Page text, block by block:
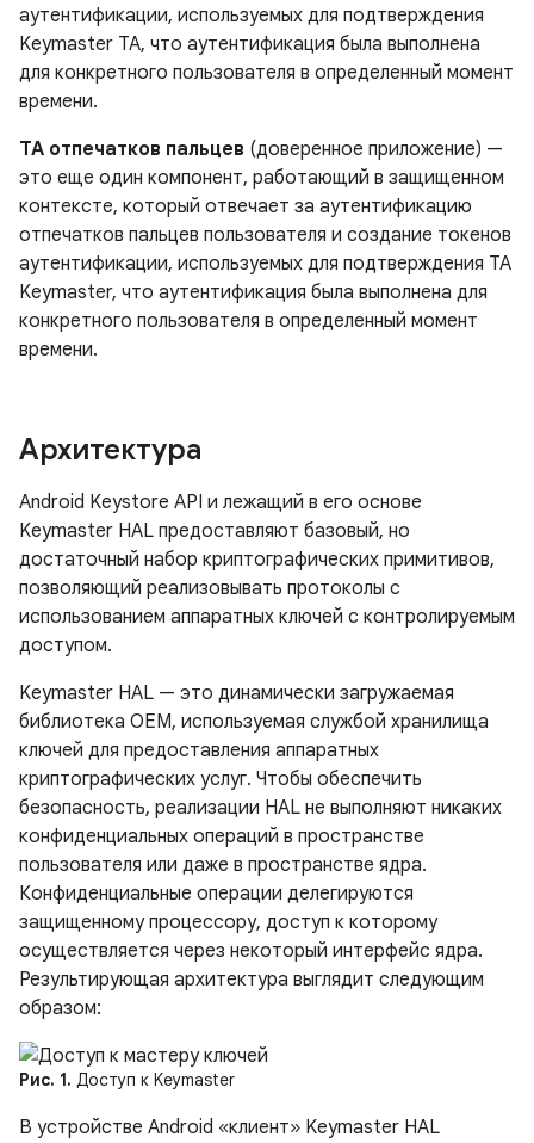
аутентификации, используемых для подтверждения
Keymaster TA, что аутентификация была выполнена
для конкретного пользователя в определенный момент
времени.
TA отпечатков пальцев (доверенное приложение) —
это еще один компонент, работающий в защищенном
контексте, который отвечает за аутентификацию
отпечатков пальцев пользователя и создание токенов
аутентификации, используемых для подтверждения TA
Keymaster, что аутентификация была выполнена для
конкретного пользователя в определенный момент
времени.
Архитектура
Android Keystore API и лежащий в его основе
Keymaster HAL предоставляют базовый, но
достаточный набор криптографических примитивов,
позволяющий реализовывать протоколы с
использованием аппаратных ключей с контролируемым
доступом.
Keymaster HAL — это динамически загружаемая
библиотека OEM, используемая службой хранилища
ключей для предоставления аппаратных
криптографических услуг. Чтобы обеспечить
безопасность, реализации HAL не выполняют никаких
конфиденциальных операций в пространстве
пользователя или даже в пространстве ядра.
Конфиденциальные операции делегируются
защищенному процессору, доступ к которому
осуществляется через некоторый интерфейс ядра.
Результирующая архитектура выглядит следующим
образом:
Рис. 1. Доступ к Keymaster
В устройстве Android «клиент» Keymaster HAL